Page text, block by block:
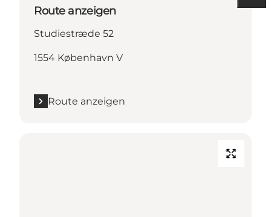
Route anzeigen
Studiestræde 52
1554 København V
Route anzeigen